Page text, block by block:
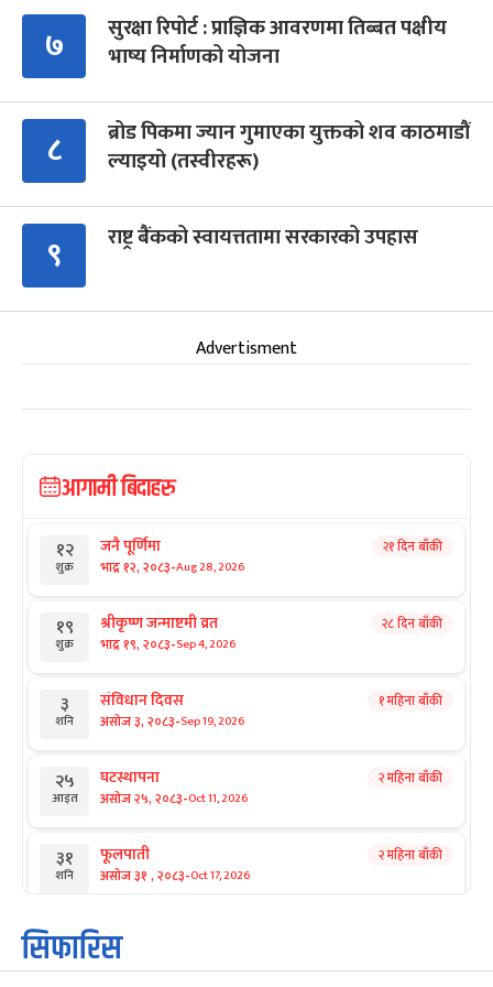
७
सुरक्षा रिपोर्ट : प्राज्ञिक आवरणमा तिब्बत पक्षीय
भाष्य निर्माणको योजना
८
ब्रोड पिकमा ज्यान गुमाएका युक्तको शव काठमाडौं
ल्याइयो (तस्वीरहरू)
९ राष्ट्र बैंकको स्वायत्ततामा सरकारको उपहास
Advertisment
आगामी बिदाहरु
१२
शुक्र
जनै पूर्णिमा
भाद्र १२, २०८३-Aug 28, 2026
२१ दिन बाँकी
१९
शुक्र
श्रीकृष्ण जन्माष्टमी व्रत
भाद्र १९, २०८३-Sep 4, 2026
२८ दिन बाँकी
३
शनि
संविधान दिवस
असोज ३, २०८३-Sep 19, 2026
१ महिना बाँकी
२५
आइत
घटस्थापना
असोज २५, २०८३-Oct 11, 2026
२ महिना बाँकी
३१
शनि
फूलपाती
असोज ३१ , २०८३-Oct 17, 2026
२ महिना बाँकी
१
आइत
कार्तिक सङ्क्रान्ति
कार्तिक १, २०८३
सिफारिस